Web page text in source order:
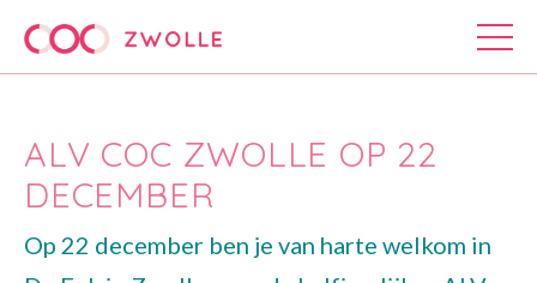
ALV COC ZWOLLE OP 22
DECEMBER
Op 22 december ben je van harte welkom in